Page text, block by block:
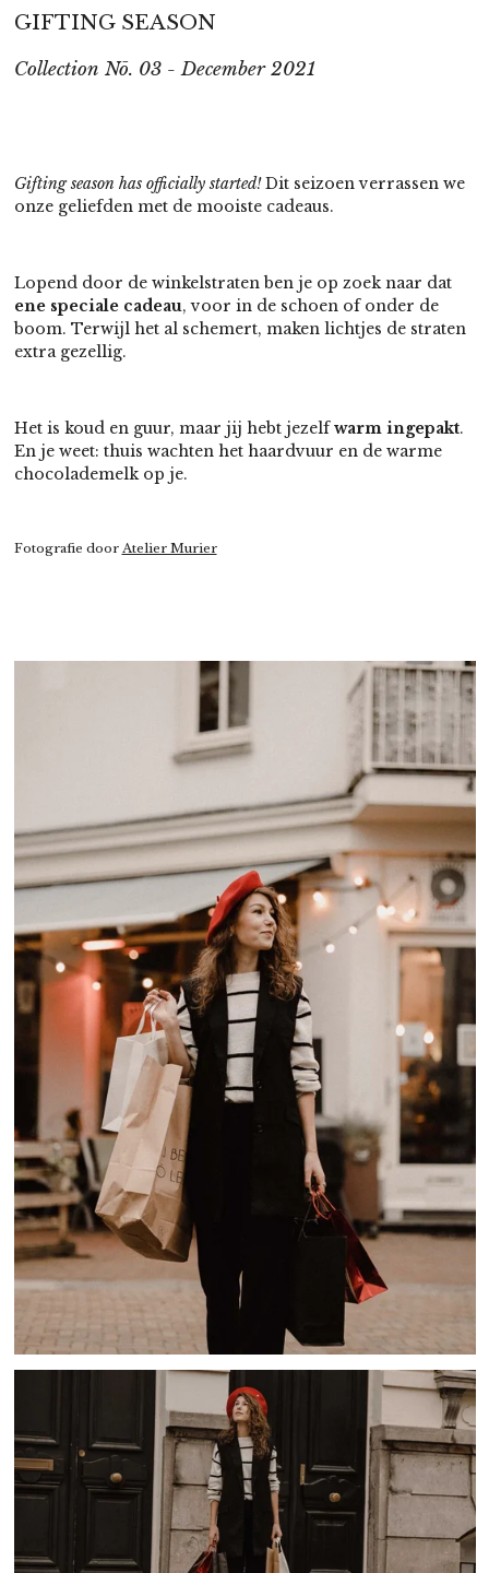
GIFTING SEASON
Collection Nō. 03 - December 2021
Gifting season has officially started!Dit seizoen verrassen we
onze geliefden met de mooiste cadeaus.
Lopend door de winkelstraten ben je op zoek naar dat
ene speciale cadeau, voor in de schoen of onder de
boom. Terwijl het al schemert, maken lichtjes de straten
extra gezellig.
Het is koud en guur, maar jij hebt jezelfwarm ingepakt.
En je weet: thuis wachten het haardvuur en de warme
chocolademelk op je.
Fotografie door Atelier Murier